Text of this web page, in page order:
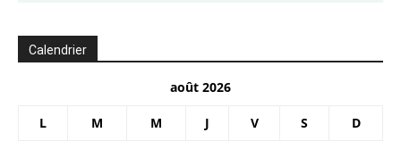
Calendrier
août 2026
L M M J V S D